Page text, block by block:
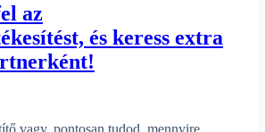
az
és keress extra